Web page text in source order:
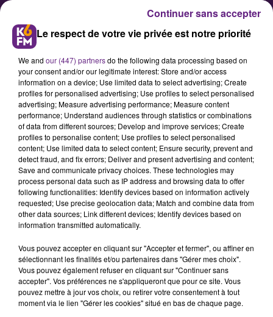
La JDA qualifiée pour les demies-
finale de la Basketball
Champions League !
Les basketteurs de la JDA se sont
imposés 83-82 ce mercredi soir face
à Ankara. Ils joueront les demies-
League ce vendredi soir, face à
l’équipe de Burgos.
Publié : 1er octobre 2020 à 6h05 par Fabrice Aubry
Le respect de votre vie privée est notre priorité
We and our (447) partnersdo the following data processing based on
your consent and/or our legitimate interest: Store and/or access
information on a device; Use limited data to select advertising; Create
profiles for personalised advertising; Use profiles to select personalised
advertising; Measure advertising performance; Measure content
performance; Understand audiences through statistics or combinations
of data from different sources; Develop and improve services; Create
profiles to personalise content; Use profiles to select personalised
content; Use limited data to select content; Ensure security, prevent and
detect fraud, and fix errors; Deliver and present advertising and content;
Save and communicate privacy choices. These technologies may
process personal data such as IP address and browsing data to offer
following functionalities: Identify devices based on information actively
requested; Use precise geolocation data; Match and combine data from
other data sources; Link different devices; Identify devices based on
information transmitted automatically.
Vous pouvez accepter en cliquant sur "Accepter et fermer", ou affiner en
sélectionnant les finalités et/ou partenaires dans "Gérer mes choix".
Vous pouvez également refuser en cliquant sur "Continuer sans
accepter". Vos préférences ne s'appliqueront que pour ce site. Vous
pouvez mettre à jour vos choix, ou retirer votre consentement à tout
moment via le lien "Gérer les cookies" situé en bas de chaque page.
Continuer sans accepter